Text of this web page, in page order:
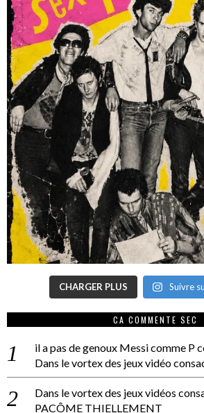
CHARGER PLUS Suivre
CA COMMENTE SEC
il a pas de genoux Messi comme P
Dans le vortex des jeux vidéo
Dans le vortex des jeux vidéos
PACÔME THIELLEMENT